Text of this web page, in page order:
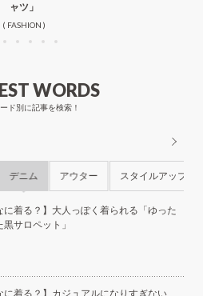
ャツ」
( FASHION )
WORDS
ド別に記事を検索！
デニム アウター スタイルアップ
に着る？】大人っぽく着られる「ゆった
黒サロペット」
に着る？】カジュアルになりすぎない